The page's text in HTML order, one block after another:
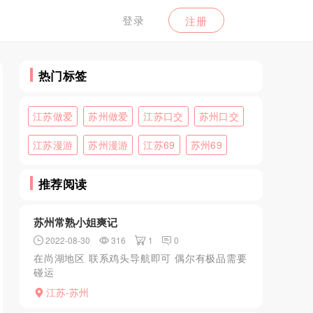
登录 注册
热门标签
江苏做爱 苏州做爱 江苏口交 苏州口交
江苏漫游 苏州漫游 江苏69 苏州69
推荐阅读
苏州常熟小姐爽记
2022-08-30 316 1 0
在尚湖地区 联系鸡头导航即可 偶尔有极品需要
碰运
气....................................................................
江苏-苏州